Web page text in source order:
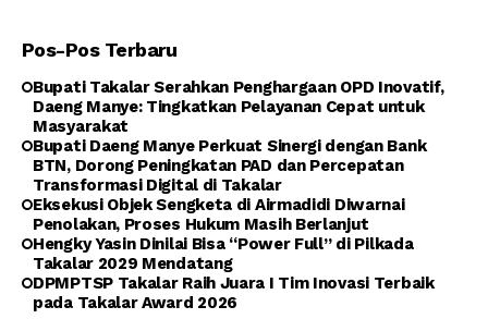
Pos-Pos Terbaru
Bupati Takalar Serahkan Penghargaan OPD Inovatif,
Daeng Manye: Tingkatkan Pelayanan Cepat untuk
Masyarakat
Bupati Daeng Manye Perkuat Sinergi dengan Bank
BTN, Dorong Peningkatan PAD dan Percepatan
Transformasi Digital di Takalar
Eksekusi Objek Sengketa di Airmadidi Diwarnai
Penolakan, Proses Hukum Masih Berlanjut
Hengky Yasin Dinilai Bisa “Power Full” di Pilkada
Takalar 2029 Mendatang
DPMPTSP Takalar Raih Juara I Tim Inovasi Terbaik
pada Takalar Award 2026